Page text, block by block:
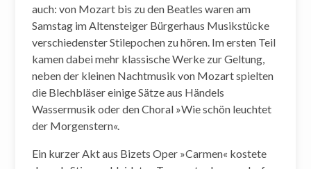
auch: von Mozart bis zu den Beatles waren am
Samstag im Altensteiger Bürgerhaus Musikstücke
verschiedenster Stilepochen zu hören. Im ersten Teil
kamen dabei mehr klassische Werke zur Geltung,
neben der kleinen Nachtmusik von Mozart spielten
die Blechbläser einige Sätze aus Händels
Wassermusik oder den Choral »Wie schön leuchtet
der Morgenstern«.
Ein kurzer Akt aus Bizets Oper »Carmen« kostete